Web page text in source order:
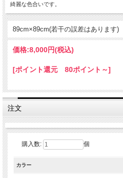
綺麗な色合いです。
89cm×89cm(若干の誤差はあります)
価格:8,000円(税込)
[ポイント還元 80ポイント～]
注文
購入数: 個
カラー